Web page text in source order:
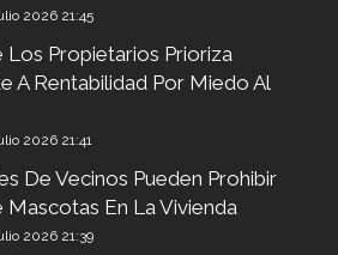
2026 21:45
Los Propietarios Prioriza
A Rentabilidad Por Miedo Al
2026 21:41
De Vecinos Pueden Prohibir
Mascotas En La Vivienda
2026 21:39